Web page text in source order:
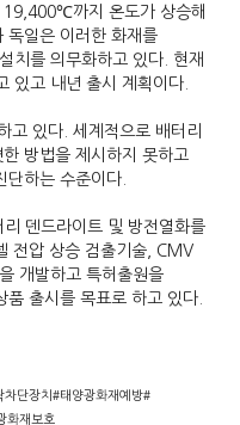
19,400℃까지 온도가 상승해
독일은 이러한 화재를
치를 의무화하고 있다. 현재
있고 내년 출시 계획이다.
고 있다. 세계적으로 배터리
방법을 제시하지 못하고
단하는 수준이다.
덴드라이트 및 방전열화를
전압 상승 검출기술, CMV
개발하고 특허출원을
출시를 목표로 하고 있다.
단장치#태양광화재예방#
화재보호